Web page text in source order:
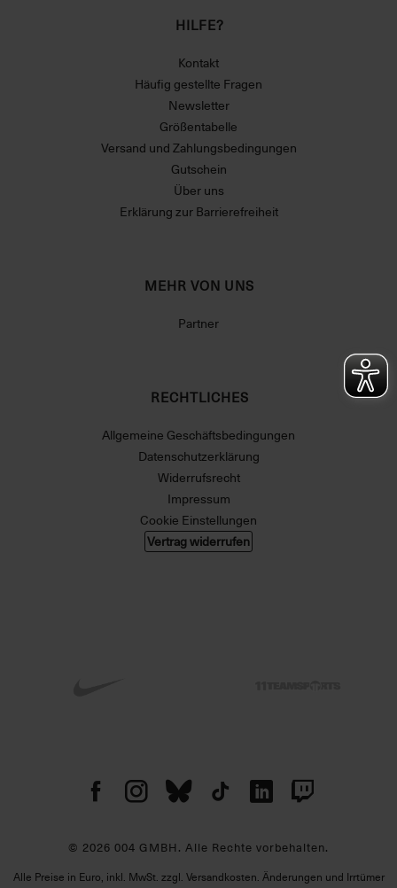
HILFE?
Kontakt
Häufig gestellte Fragen
Newsletter
Größentabelle
Versand und Zahlungsbedingungen
Gutschein
Über uns
Erklärung zur Barrierefreiheit
MEHR VON UNS
Partner
RECHTLICHES
Allgemeine Geschäftsbedingungen
Datenschutzerklärung
Widerrufsrecht
Impressum
Cookie Einstellungen
Vertrag widerrufen
© 2026 004 GMBH. Alle Rechte vorbehalten.
Alle Preise in Euro, inkl. MwSt. zzgl. Versandkosten. Änderungen und Irrtümer